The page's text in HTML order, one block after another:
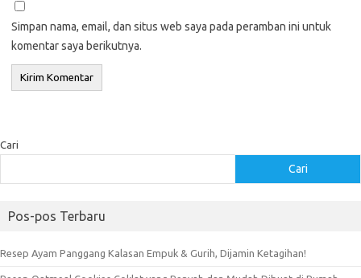
Simpan nama, email, dan situs web saya pada peramban ini untuk
komentar saya berikutnya.
Cari
Cari
Pos-pos Terbaru
Resep Ayam Panggang Kalasan Empuk & Gurih, Dijamin Ketagihan!